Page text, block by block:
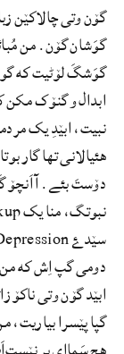
گۆن وتی چالاکێن
گوَشان گۆن. من
گوَشگَ لۆٹیت که
ابدال و گنۆک مکن
نبیت، ابێدِ یک
ھئیالانی تھا گار
دۆستَ بئے. آ اَنچۆ
دومی گپ اِش که من
ابێد گۆن وتی
گپا پێسرا